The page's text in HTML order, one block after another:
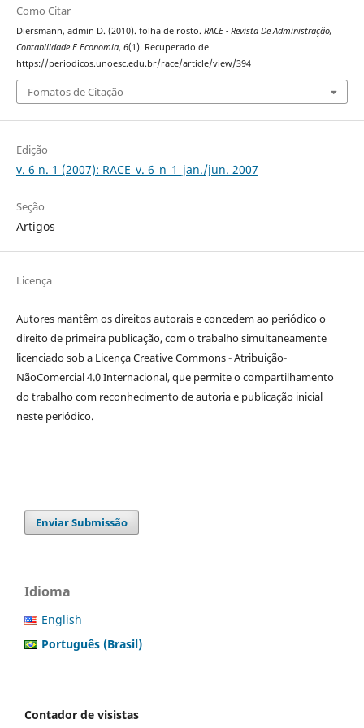
Como Citar
Diersmann, admin D. (2010). folha de rosto. RACE - Revista De Administração,
Contabilidade E Economia, 6(1). Recuperado de
https://periodicos.unoesc.edu.br/race/article/view/394
Fomatos de Citação
Edição
v. 6 n. 1 (2007): RACE_v. 6_n_1_jan./jun. 2007
Seção
Artigos
Licença
Autores mantêm os direitos autorais e concedem ao periódico o
direito de primeira publicação, com o trabalho simultaneamente
licenciado sob a Licença Creative Commons - Atribuição-
NãoComercial 4.0 Internacional, que permite o compartilhamento
do trabalho com reconhecimento de autoria e publicação inicial
neste periódico.
Enviar Submissão
Idioma
English
Português (Brasil)
Contador de visistas